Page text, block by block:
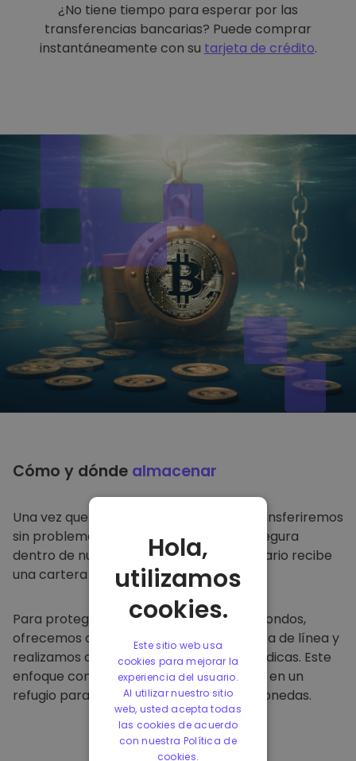
¿No tiene tiempo para esperar por las
transferencias bancarias? Puede comprar
instantáneamente con su tarjeta de crédito.
Cómo y dónde almacenar
Una vez que compre en
, lo transferiremos
sin problemas a su cartera dedicada y segura
dentro de nuestra plataforma. Cada usuario recibe
una cartera individual.
Para proteger a nuestros clientes y sus fondos,
ofrecemos almacenamiento seguro fuera de línea y
realizamos auditorías de seguridad periódicas. Este
enfoque convierte a nuestra plataforma en un
refugio para almacenar y otras criptomonedas.
Hola,
utilizamos
cookies.
Este sitio web usa
cookies para mejorar la
experiencia del usuario.
Al utilizar nuestro sitio
web, usted acepta todas
las cookies de acuerdo
con nuestra Política de
cookies.